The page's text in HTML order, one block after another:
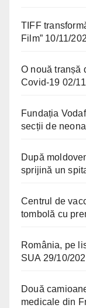
TIFF
Film” 10/11/
O nouă tranșă
Covid-19 02/
Fundația
secții de
După
sprijină un
Centrul de
tombolă cu
România, pe
SUA 29/10/
Două
medicale din